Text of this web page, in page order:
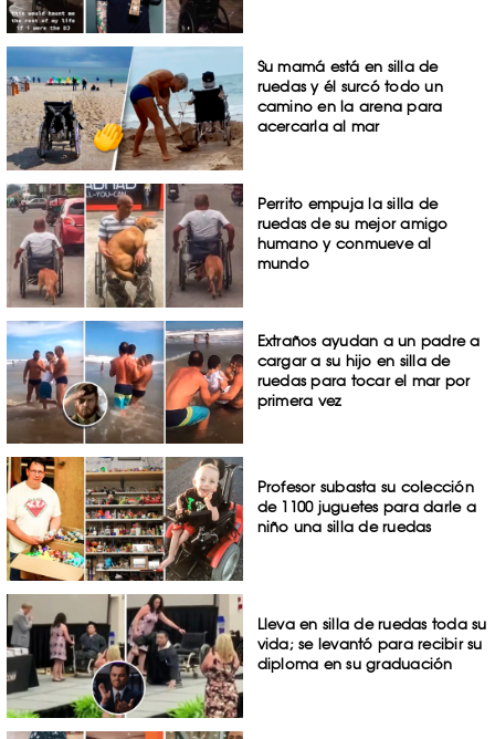
Su mamá está en silla de
ruedas y él surcó todo un
camino en la arena para
acercarla al mar
Perrito empuja la silla de
ruedas de su mejor amigo
humano y conmueve al
mundo
Extraños ayudan a un padre a
cargar a su hijo en silla de
ruedas para tocar el mar por
primera vez
Profesor subasta su colección
de 1100 juguetes para darle a
niño una silla de ruedas
Lleva en silla de ruedas toda su
vida; se levantó para recibir su
diploma en su graduación